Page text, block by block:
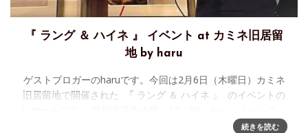
『 ラング ＆ ハイネ 』 イベント at カミネ旧居留
地 by haru
ゲストブロガーのharuです。今回は2月6日（木曜日）カミネ
旧居留地で開催された 『 ラング ＆ ハイネ 』 のイベントの
続きを読む